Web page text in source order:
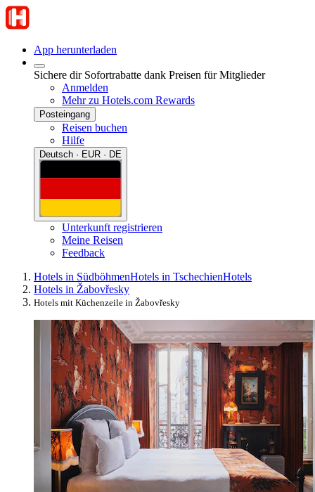
App herunterladen
Sichere dir Sofortrabatte dank Preisen für Mitglieder
Anmelden
Mehr zu Hotels.com Rewards
Posteingang
Reisen buchen
Hilfe
Deutsch · EUR · DE
Unterkunft registrieren
Meine Reisen
Feedback
Hotels in SüdböhmenHotels in TschechienHotels
Hotels in Žabovřesky
Hotels mit Küchenzeile in Žabovřesky